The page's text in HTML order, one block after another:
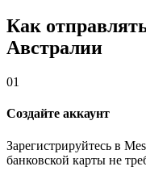
Как
Австралии
01
Создайте аккаунт
Зарегистрируйтесь в
банковской карты не